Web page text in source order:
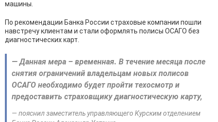
машины.
По рекомендации Банка России страховые компании пошли
навстречу клиентам и стали оформлять полисы ОСАГО без
диагностических карт.
— Данная мера – временная. В течение месяца после
снятия ограничений владельцам новых полисов
ОСАГО необходимо будет пройти техосмотр и
предоставить страховщику диагностическую карту,
— пояснил заместитель управляющего Курским отделением